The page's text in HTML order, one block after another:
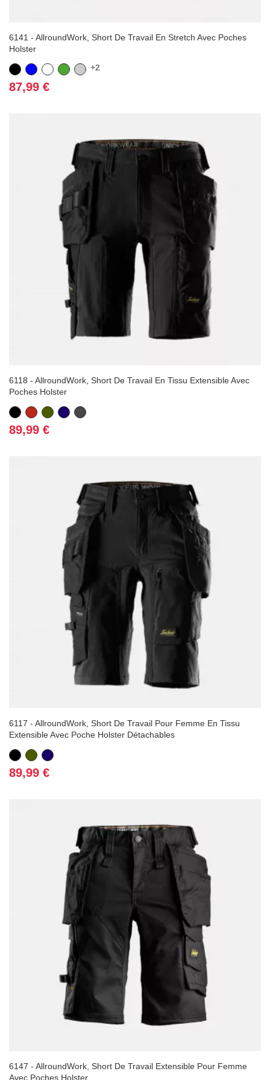
6141 - AllroundWork, Short De Travail En Stretch Avec Poches
Holster
Noir BleuBlancVert Gris +2
Prix
87,99 €
6118 - AllroundWork, Short De Travail En Tissu Extensible Avec
Poches Holster
Noir RougeVert
Kaki
BleuGris
Prix
89,99 €
6117 - AllroundWork, Short De Travail Pour Femme En Tissu
Extensible Avec Poche Holster Détachables
Noir Vert
Kaki
Bleu
marine
Prix
89,99 €
6147 - AllroundWork, Short De Travail Extensible Pour Femme
Avec Poches Holster